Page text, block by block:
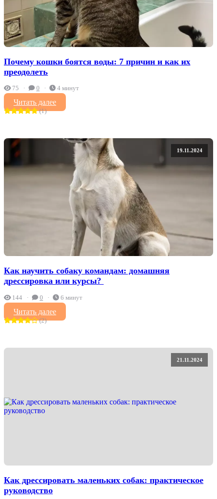
Почему кошки боятся воды: 7 причин и как их
преодолеть
75 0 4 минут
Читать далее
(1)
19.11.2024
Как научить собаку командам: домашняя
дрессировка или курсы? ‍
144 0 6 минут
Читать далее
(2)
21.11.2024
Как дрессировать маленьких собак: практическое
руководство